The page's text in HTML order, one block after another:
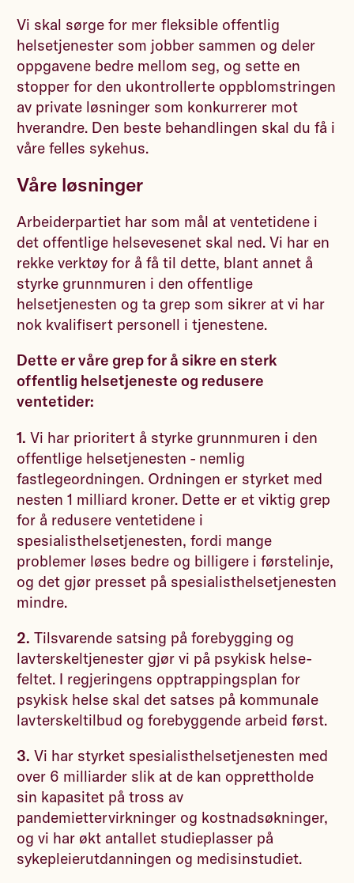
Vi skal sørge for mer fleksible offentlig
helsetjenester som jobber sammen og deler
oppgavene bedre mellom seg, og sette en
stopper for den ukontrollerte oppblomstringen
av private løsninger som konkurrerer mot
hverandre. Den beste behandlingen skal du få i
våre felles sykehus.
Våre løsninger
Arbeiderpartiet har som mål at ventetidene i
det offentlige helsevesenet skal ned. Vi har en
rekke verktøy for å få til dette, blant annet å
styrke grunnmuren i den offentlige
helsetjenesten og ta grep som sikrer at vi har
nok kvalifisert personell i tjenestene.
Dette er våre grep for å sikre en sterk
offentlig helsetjeneste og redusere
ventetider:
1. Vi har prioritert å styrke grunnmuren i den
offentlige helsetjenesten - nemlig
fastlegeordningen. Ordningen er styrket med
nesten 1 milliard kroner. Dette er et viktig grep
for å redusere ventetidene i
spesialisthelsetjenesten, fordi mange
problemer løses bedre og billigere i førstelinje,
og det gjør presset på spesialisthelsetjenesten
mindre.
2. Tilsvarende satsing på forebygging og
lavterskeltjenester gjør vi på psykisk helse-
feltet. I regjeringens opptrappingsplan for
psykisk helse skal det satses på kommunale
lavterskeltilbud og forebyggende arbeid først.
3. Vi har styrket spesialisthelsetjenesten med
over 6 milliarder slik at de kan opprettholde
sin kapasitet på tross av
pandemiettervirkninger og kostnadsøkninger,
og vi har økt antallet studieplasser på
sykepleierutdanningen og medisinstudiet.